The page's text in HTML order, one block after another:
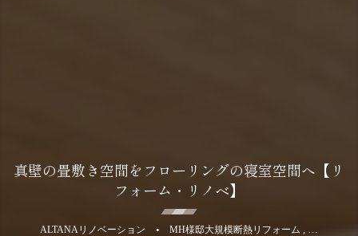
真壁の畳敷き空間をフローリングの寝室空間へ【リ
フォーム・リノベ】
ALTANAリノベーション MH様邸大規模断熱リフォーム